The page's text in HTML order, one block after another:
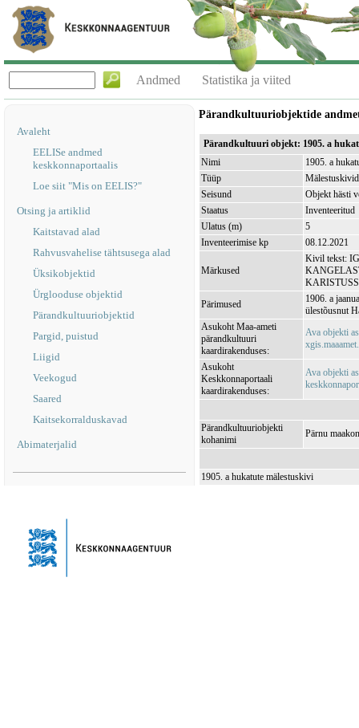
Andmed Statistika ja viited
Avaleht
EELISe andmed
keskkonnaportaalis
Loe siit "Mis on EELIS?"
Otsing ja artiklid
Kaitstavad alad
Rahvusvahelise tähtsusega alad
Üksikobjektid
Ürglooduse objektid
Pärandkultuuriobjektid
Pargid, puistud
Liigid
Veekogud
Saared
Kaitsekorralduskavad
Abimaterjalid
Pärandkultuuriobjektide
Pärandkultuuri objekt: 1905. a
Nimi
1905. a
Tüüp
Mälestuskivid
Seisund
Objekt hästi
Staatus
Inventeeritud
Ulatus (m)
5
Inventeerimise kp
08.12.2021
Märkused
Kivil tekst:
Pärimused
1906. a
ülestõusnut
Asukoht Maa-ameti
pärandkultuuri
kaardirakenduses:
Ava objekti
Asukoht
Keskkonnaportaali
kaardirakenduses:
Ava objekti
Pärandkultuuriobjekti
kohanimi
Pärnu
1905. a hukatute mälestuskivi